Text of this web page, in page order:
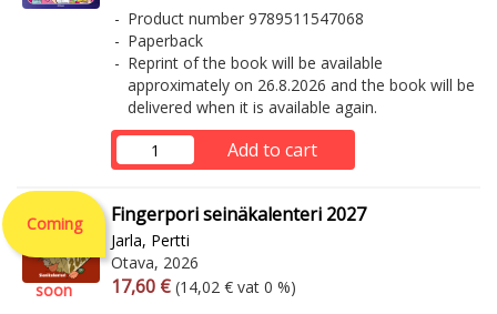
Product number 9789511547068
Paperback
Reprint of the book will be available
approximately on 26.8.2026 and the book will be
delivered when it is available again.
Add to cart
Coming
soon
Fingerpori seinäkalenteri 2027
Jarla, Pertti
Otava, 2026
Arvonlisäverollinen hinta
17,60 € Excl. vat
(14,02 € vat 0 %)